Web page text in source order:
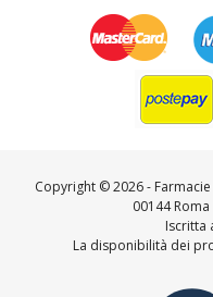
Copyright ©2026 -
00144 Roma
Iscritta
La disponibilità dei